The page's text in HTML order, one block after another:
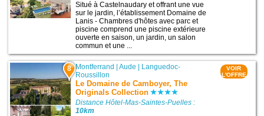
Situé à Castelnaudary et offrant une vue
sur le jardin, l’établissement Domaine de
Lanis - Chambres d'hôtes avec parc et
piscine comprend une piscine extérieure
ouverte en saison, un jardin, un salon
commun et une ...
8 Montferrand |Aude
Languedoc-
Roussillon
Le Domaine de Camboyer, The
Originals Collection
Distance Hôtel-Mas-Saintes-Puelles :
10km
VOIR
L'OFFRE